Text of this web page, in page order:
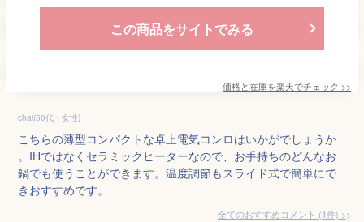
この商品をサイトでみる
価格と在庫を楽天でチェック >>
chai(50代・女性)
こちらの薄型コンパクトな卓上電気コンロはいかがでしょうか
。IHではなくセラミックヒーターなので、お手持ちのどんなお
鍋でも使うことができます。温度調節もスライド式で簡単にで
きおすすめです。
全てのおすすめコメント (1件) >